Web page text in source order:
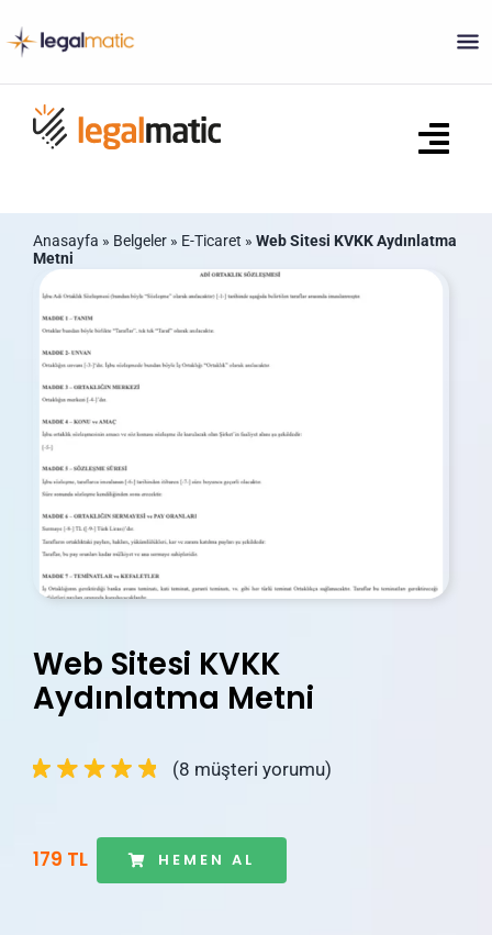
content
Ne Yapar?
Hesabım
Anasayfa » Belgeler» E-Ticaret » Web Sitesi KVKK Aydınlatma
Metni
Web Sitesi KVKK
Aydınlatma Metni
(8 müşteri yorumu)
179 TL HEMEN AL